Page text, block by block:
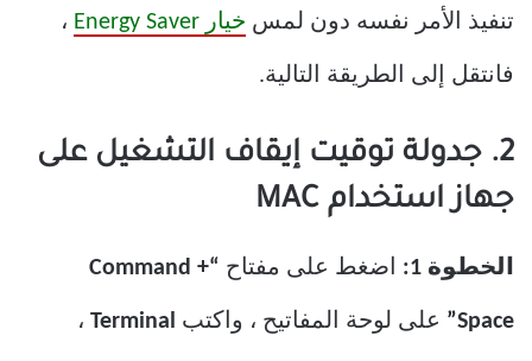
تنفيذ الأمر نفسه دون لمس خيار Energy Saver ،
فانتقل إلى الطريقة التالية.
2. جدولة توقيت إيقاف التشغيل على
جهاز استخدام MAC
الخطوة 1: اضغط على مفتاح “Command +
Space” على لوحة المفاتيح ، واكتب Terminal ،